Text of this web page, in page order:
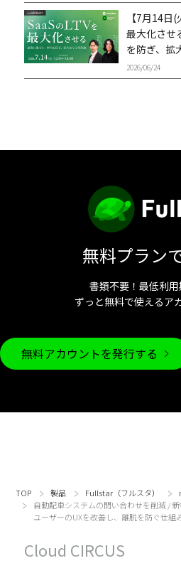
【7月14日
最大化させ
を防ぎ、拡
2026/06/24
無料プラン
書類不要！最低利用
ずっと無料で使えるア
無料アカウントを発行する
TOP 製品 Fullstar（フルスタ）
自動配車システムの問い合わせを削減 /
ユーザーのUXを改善し、離脱を防ぐ仕組
Cloud CIRCUS